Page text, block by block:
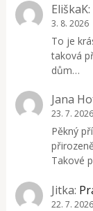
EliškaK:
3. 8. 2026
To je
taková
dům…
Jana
23. 7. 2026
Pěkný
Takové
Jitka:
22. 7. 2026